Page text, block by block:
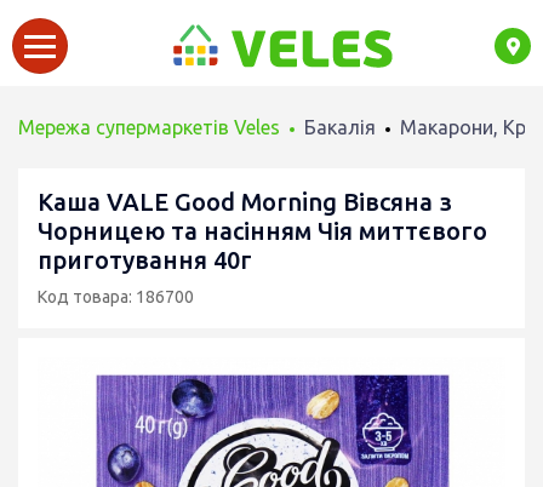
Мережа супермаркетів Veles Бакалія Макарони,
Каша VALE Good Morning Вівсяна з
Чорницею та насінням Чія миттєвого
приготування 40г
Код товара: 186700